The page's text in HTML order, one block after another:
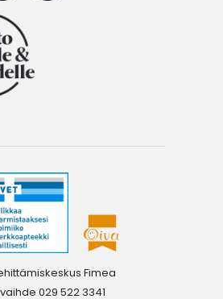
Fimea
029 522 3341